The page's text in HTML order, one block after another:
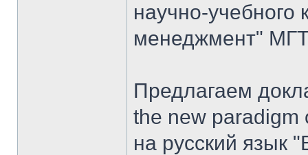
научно-
менеджмент"
Предлагаем
the new paradigm
на русский язык